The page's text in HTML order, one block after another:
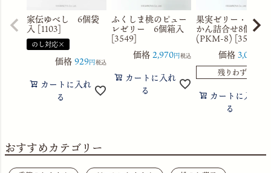
家伝ゆべし 6個袋
入 [1103]
のし対応×
価格929 税込
カートに入れ
る
ふくしま桃のピュー
レゼリー 6個箱入
[3549]
価格2,970 税込
カートに入れ
る
果実ゼリー・水よ
かん詰合せ8個箱入
(PKM-8) [3560]
価格3,056
残りわずか
カートに入れ
る
おすすめカテゴリー